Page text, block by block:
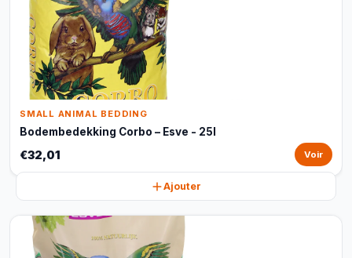
SMALL ANIMAL BEDDING
Bodembedekking Corbo – Esve - 25l
€32,01 Voir
Ajouter